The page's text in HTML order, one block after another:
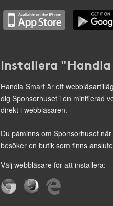
Installera
Handla Smart är ett
dig Sponsorhuset i en minifierad
direkt i webbläsaren.
Du påminns om Sponsorhuset när
besöker en butik som finns
Välj webbläsare för att installera: